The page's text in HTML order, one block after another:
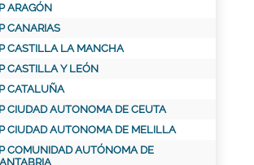
ARAGÓN
CANARIAS
CASTILLA LA MANCHA
CASTILLA Y LEÓN
CATALUÑA
CIUDAD AUTONOMA DE CEUTA
CIUDAD AUTONOMA DE MELILLA
COMUNIDAD AUTÓNOMA DE